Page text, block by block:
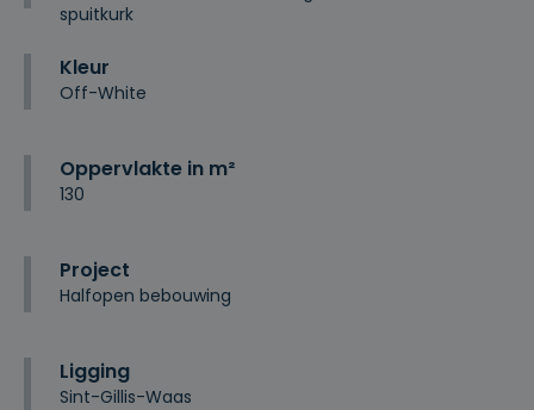
spuitkurk
Kleur
Off-White
Oppervlakte in m²
130
Project
Halfopen bebouwing
Ligging
Sint-Gillis-Waas